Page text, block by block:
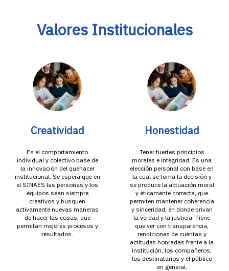
Valores Institucionales
Creatividad
Es el comportamiento
individual y colectivo base de
la innovación del quehacer
institucional. Se espera que en
el SINAES las personas y los
equipos sean siempre
creativos y busquen
activamente nuevas maneras
de hacer las cosas, que
permitan mejores procesos y
resultados.
Honestidad
Tener fuertes principios
morales e integridad. Es una
elección personal con base en
la cual se toma la decisión y
se produce la actuación moral
y éticamente correcta, que
permiten mantener coherencia
y sinceridad, en donde privan
la verdad y la justicia. Tiene
que ver con transparencia,
rendiciones de cuentas y
actitudes honradas frente a la
institución, los compañeros,
los destinatarios y el público
en general.